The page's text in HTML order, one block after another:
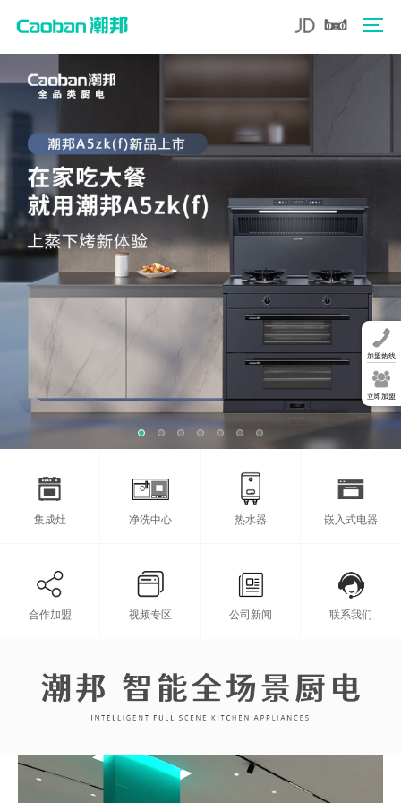
集成灶 净洗中心 热水器 嵌入式电器
合作加盟 视频专区 公司新闻 联系我们
加盟热线
立即加盟